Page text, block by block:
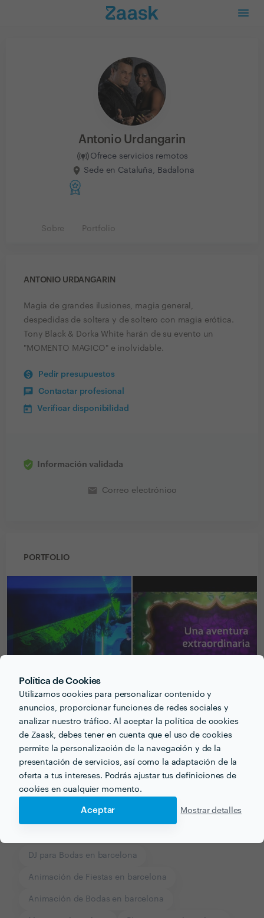
Política de Cookies
Utilizamos cookies para personalizar contenido y
anuncios, proporcionar funciones de redes sociales y
analizar nuestro tráfico. Al aceptar la política de cookies
de Zaask, debes tener en cuenta que el uso de cookies
permite la personalización de la navegación y de la
presentación de servicios, así como la adaptación de la
oferta a tus intereses. Podrás ajustar tus definiciones de
cookies en cualquier momento.
Aceptar Mostrar detalles
Antonio Urdangarin
Ofrece servicios remotos
Sede en Cataluña, Badalona
Sobre Portfolio
ANTONIO URDANGARIN
Magia de grandes ilusiones, magia general,
despedidas de soltera y de soltero con magia erótica.
Tony Black & Dorka White harán de su evento un
"MOMENTO MAGICO" e inolvidable.
Pedir presupuestos
Contactar profesional
Verificar disponibilidad
Información validada
email Correo electrónico
PORTFOLIO
Recibe varias propuestas de profesionales como
Antonio Urdangarinen pocas horas.
Otros servicios proporcionados por Antonio Urdangarin
DJ para Bodas en barcelona
Animación de Fiestas en barcelona
Animación de Bodas en barcelona